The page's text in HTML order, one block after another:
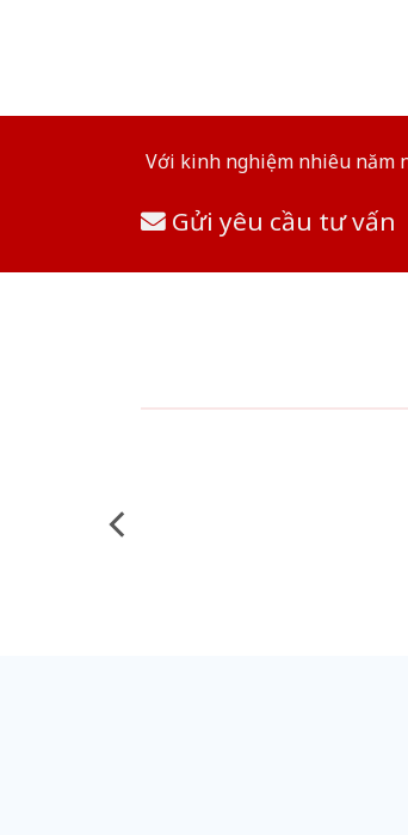
Với kinh nghiệm nhiêu năm
Gửi yêu cầu tư vấn